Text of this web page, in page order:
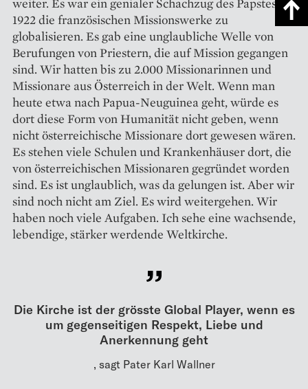
weiter. Es war ein genialer Schachzug des Papstes,
1922 die französischen Missionswerke zu
globalisieren. Es gab eine unglaubliche Welle von
Berufungen von Priestern, die auf Mission gegangen
sind. Wir hatten bis zu 2.000 Missionarinnen und
Missionare aus Österreich in der Welt. Wenn man
heute etwa nach Papua-Neuguinea geht, würde es
dort diese Form von Humanität nicht geben, wenn
nicht österreichische Missionare dort gewesen wären.
Es stehen viele Schulen und Krankenhäuser dort, die
von österreichischen Missionaren gegründet worden
sind. Es ist unglaublich, was da gelungen ist. Aber wir
sind noch nicht am Ziel. Es wird weitergehen. Wir
haben noch viele Aufgaben. Ich sehe eine wachsende,
lebendige, stärker werdende Weltkirche.
Die Kirche ist der grösste Global Player, wenn es
um gegenseitigen Respekt, Liebe und
Anerkennung geht
, sagt Pater Karl Wallner